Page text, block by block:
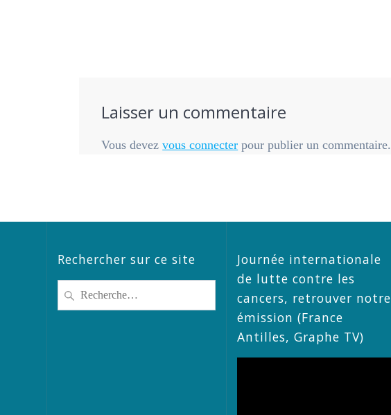
Laisser un commentaire
Vous devezvous connecter pour publier un commentaire.
Rechercher sur ce site
pour
Journée internationale
de lutte contre les
cancers, retrouver notre
émission (France
Antilles, Graphe TV)